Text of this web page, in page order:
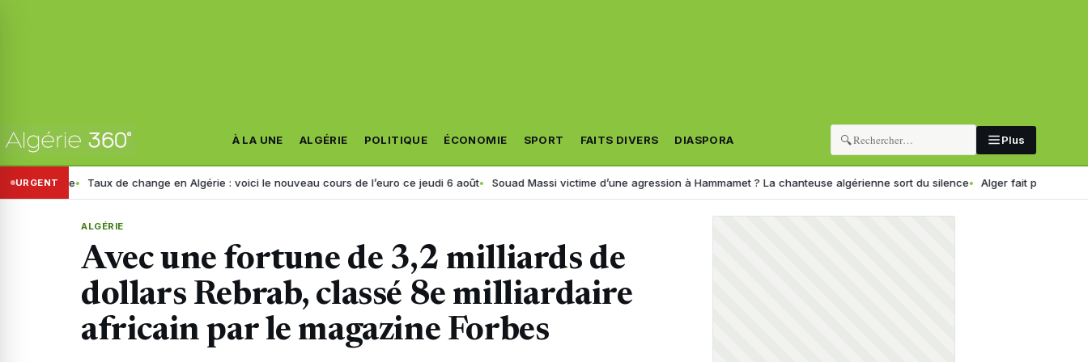
À LA UNE ALGÉRIE POLITIQUE ÉCONOMIE SPORT FAITS DIVERS DIASPORA 🔍 Plus
URGENTTaux de change en Algérie : voici le nouveau cours de l’euro ce jeudi 6 août Souad Massi victime d’une agression à Hammamet ? La chanteuse algérienne sort du silence Alger fait peau neuve : la
ALGÉRIE
Avec une fortune de 3,2 milliards de
dollars Rebrab, classé 8e milliardaire
africain par le magazine Forbes